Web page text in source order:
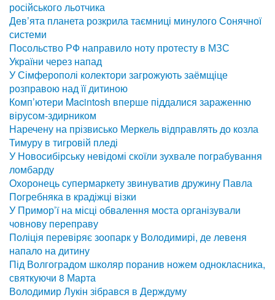
російського льотчика
Дев’ята планета розкрила таємниці минулого Сонячної
системи
Посольство РФ направило ноту протесту в МЗС
України через напад
У Сімферополі колектори загрожують заёмщіце
розправою над її дитиною
Комп’ютери Macintosh вперше піддалися зараженню
вірусом-здирником
Наречену на прізвисько Меркель відправлять до козла
Тимуру в тигровій пледі
У Новосибірську невідомі скоїли зухвале пограбування
ломбарду
Охоронець супермаркету звинуватив дружину Павла
Погребняка в крадіжці візки
У Примор’ї на місці обвалення моста організували
човнову переправу
Поліція перевіряє зоопарк у Володимирі, де левеня
напало на дитину
Під Волгоградом школяр поранив ножем однокласника,
святкуючи 8 Марта
Володимир Лукін зібрався в Держдуму